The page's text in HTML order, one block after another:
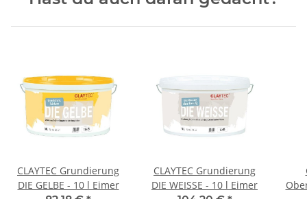
CLAYTEC Grundierung
DIE GELBE - 10 l Eimer
CLAYTEC Grundierung
DIE WEISSE - 10 l Eimer